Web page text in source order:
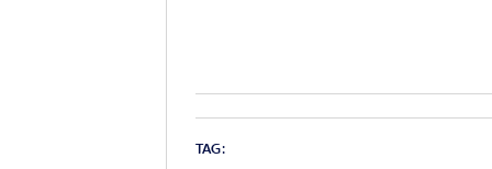
TAG: